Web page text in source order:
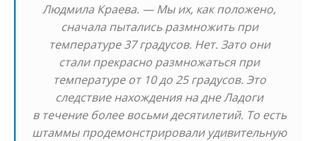
Людмила Краева. — Мы их, как положено,
сначала пытались размножить при
температуре 37 градусов. Нет. Зато они
стали прекрасно размножаться при
температуре от 10 до 25 градусов. Это
следствие нахождения на дне Ладоги
в течение более восьми десятилетий. То есть
штаммы продемонстрировали удивительную